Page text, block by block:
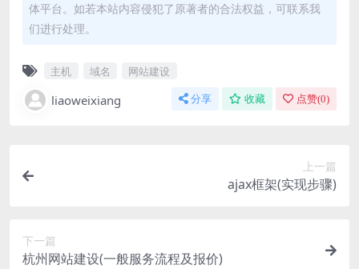
体平台。如若本站内容侵犯了原著者的合法权益，可联系我
们进行处理。
主机 域名 网站建设
liaoweixiang 分享 收藏 点赞(0)
上一篇
ajax框架(实现步骤)
下一篇
杭州网站建设(一般服务流程及报价)